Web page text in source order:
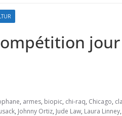
, armes, biopic, chi-raq, Chicago,
, Johnny Ortiz, Jude Law, Laura Linney,